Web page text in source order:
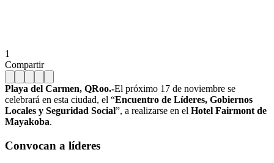
1
Compartir
Playa del Carmen, QRoo.-El próximo 17 de noviembre se
celebrará en esta ciudad, el “Encuentro de Líderes, Gobiernos
Locales y Seguridad Social”, a realizarse en el Hotel Fairmont de
Mayakoba.
Convocan a líderes